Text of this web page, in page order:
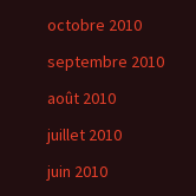
octobre 2010
septembre 2010
août 2010
juillet 2010
juin 2010